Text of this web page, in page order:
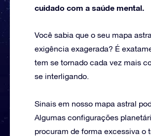
cuidado com a saúde mental.
Você sabia que o seu mapa
exigência exagerada? É
tem se tornado cada vez mais
se interligando.
Sinais em nosso mapa astral
Algumas configurações
procuram de forma excessiva o